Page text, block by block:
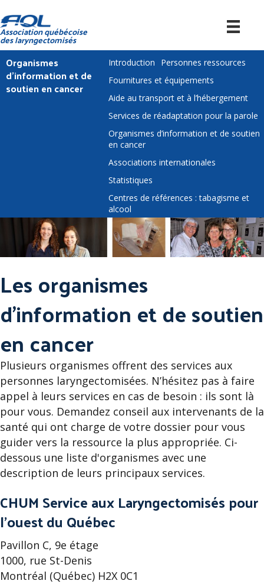
Association québécoise
des laryngectomisés
Organismes
d’information et de
soutien en cancer
Introduction
Personnes ressources
Fournitures et équipements
Aide au transport et à l’hébergement
Services de réadaptation pour la parole
Organismes d’information et de soutien
en cancer
Associations internationales
Statistiques
Centres de références : tabagisme et
alcool
Les organismes
d’information et de soutien
en cancer
Plusieurs organismes offrent des services aux
personnes laryngectomisées. N’hésitez pas à faire
appel à leurs services en cas de besoin : ils sont là
pour vous. Demandez conseil aux intervenants de la
santé qui ont charge de votre dossier pour vous
guider vers la ressource la plus appropriée. Ci-
dessous une liste d'organismes avec une
description de leurs principaux services.
CHUM Service aux Laryngectomisés pour
l'ouest du Québec
Pavillon C, 9e étage
1000, rue St-Denis
Montréal (Québec) H2X 0C1